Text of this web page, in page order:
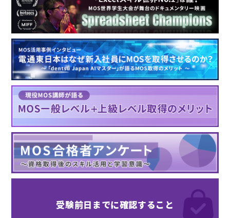
受験前日までに確認すること